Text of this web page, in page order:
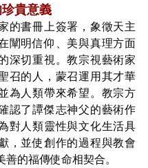
貴意義
的書冊上簽署，象徵天主
闡明信仰、美與真理方面
深切重視。教宗視藝術家
召的人，蒙召運用其才華
為人類帶來希望。教宗方
認了譚傑志神父的藝術作
對人類靈性與文化生活具
，並使創作的過程與教會
的福傳使命相契合。